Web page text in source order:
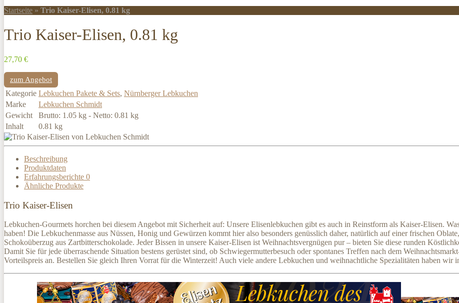
Startseite » Trio Kaiser-Elisen, 0.81 kg
Trio Kaiser-Elisen, 0.81 kg
27,70 €
zum Angebot
Kategorie Lebkuchen Pakete & Sets, Nürnberger Lebkuchen
Marke
Lebkuchen Schmidt
Gewicht
Brutto: 1.05 kg - Netto: 0.81 kg
Inhalt
0.81 kg
Beschreibung
Produktdaten
Erfahrungsberichte 0
Ähnliche Produkte
Trio Kaiser-Elisen
Lebkuchen-Gourmets horchen bei diesem Angebot mit Sicherheit auf: Unsere Elisenlebkuchen gibt es auch in Reinstform als Kaiser-Elisen.
haben! Die Lebkuchenmasse aus Nüssen, Honig und Gewürzen kommt hier also besonders genüsslich daher, natürlich auf einer frischen
Schokoüberzug aus Zartbitterschokolade. Jeder Bissen in unsere Kaiser-Elisen ist Weihnachtsvergnügen pur – bieten Sie diese runden
Damit Sie für jede überraschende Situation bestens gerüstet sind, ob Schwiegermutterbesuch oder spontanes Treffen nach dem
Vorteilspreis an. Bestellen Sie gleich Ihren Vorrat für die Winterzeit! Auch viele andere Lebkuchen und weihnachtliche Spezialitäten haben